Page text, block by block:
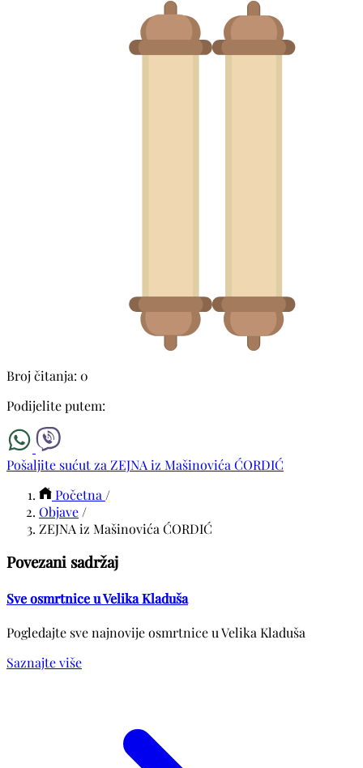
Broj čitanja: 0
Podijelite putem:
Pošaljite sućut za ZEJNA iz Mašinovića ĆORDIĆ
Početna /
Objave /
ZEJNA iz Mašinovića ĆORDIĆ
Povezani sadržaj
Sve osmrtnice u Velika Kladuša
Pogledajte sve najnovije osmrtnice u Velika Kladuša
Saznajte više